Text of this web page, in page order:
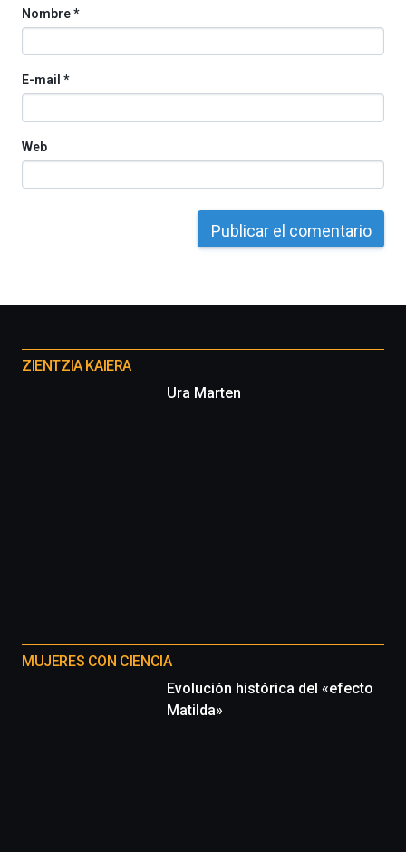
Nombre*
E-mail *
Web
proyectos
ZIENTZIA KAIERA
Ura Marten
MUJERES CON CIENCIA
Evolución histórica del «efecto
Matilda»